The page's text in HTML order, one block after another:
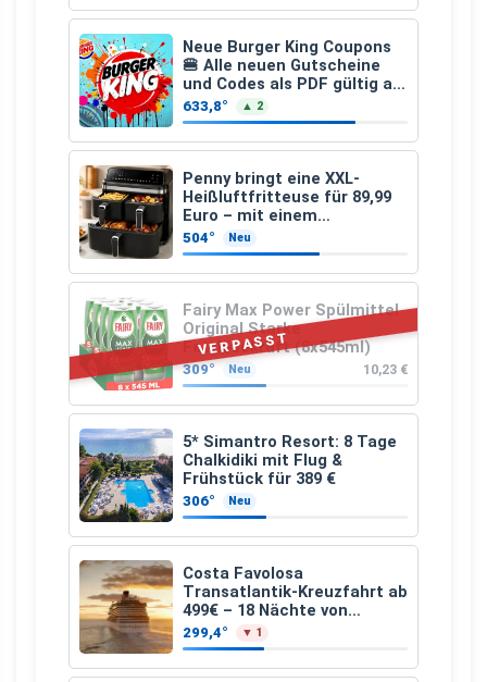
Neue Burger King Coupons
🍔 Alle neuen Gutscheine
und Codes als PDF gültig ab
25.07.2026 bis 04.09.2026
633,8° ▲ 2
Penny bringt eine XXL-
Heißluftfritteuse für 89,99
Euro – mit einem
besonderen Vorteil
504° Neu
VERPASST
Fairy Max Power Spülmittel
Original Starke
Fettlösekraft (8x545ml)
309° Neu 10,23 €
5* Simantro Resort: 8 Tage
Chalkidiki mit Flug &
Frühstück für 389 €
306° Neu
Costa Favolosa
Transatlantik-Kreuzfahrt ab
499€ – 18 Nächte von
Hamburg nach Guadeloupe
299,4° ▼ 1